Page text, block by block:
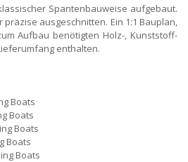
Spantenbauweise aufgebaut.
präzise ausgeschnitten. Ein 1:1 Bauplan,
Aufbau benötigten Holz-, Kunststoff-
enthalten.
Boats
Boats
Boats
Boats
Boats